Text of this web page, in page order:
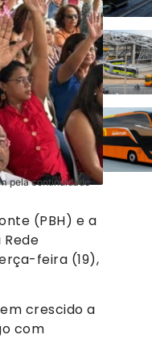
pela continuidade
(PBH) e a
feira (19),
crescido a
com